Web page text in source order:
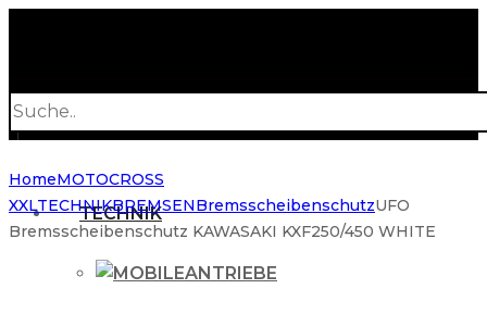
search
TECHNIK
ANTRIEBE
HomeMOTOCROSS
XXLTECHNIKBREMSENBremsscheibenschutzUFO
Bremsscheibenschutz KAWASAKI KXF250/450 WHITE